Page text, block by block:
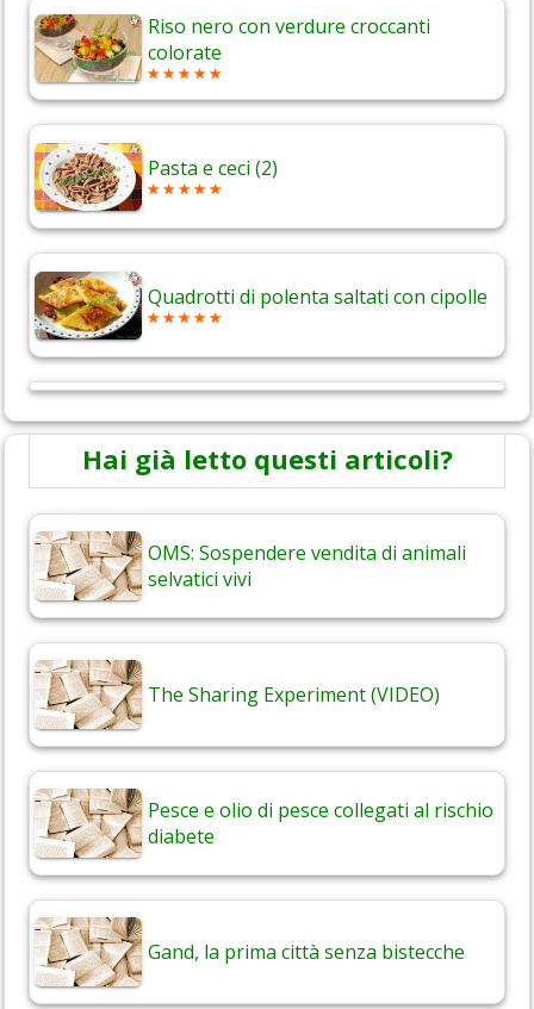
Riso nero con verdure croccanti
colorate
Pasta e ceci (2)
Quadrotti di polenta saltati con cipolle
Hai già letto questi articoli?
OMS: Sospendere vendita di animali
selvatici vivi
The Sharing Experiment (VIDEO)
Pesce e olio di pesce collegati al rischio
diabete
Gand, la prima città senza bistecche